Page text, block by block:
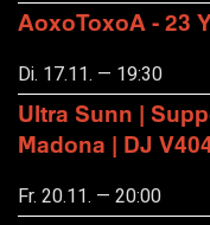
AoxoToxoA - 23
Di. 17.11. — 19:30
Ultra Sunn |
Madona | DJ
Fr. 20.11. — 20:00